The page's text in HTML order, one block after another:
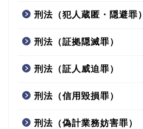
刑法（犯人蔵匿・隠避罪）
刑法（証拠隠滅罪）
刑法（証人威迫罪）
刑法（信用毀損罪）
刑法（偽計業務妨害罪）